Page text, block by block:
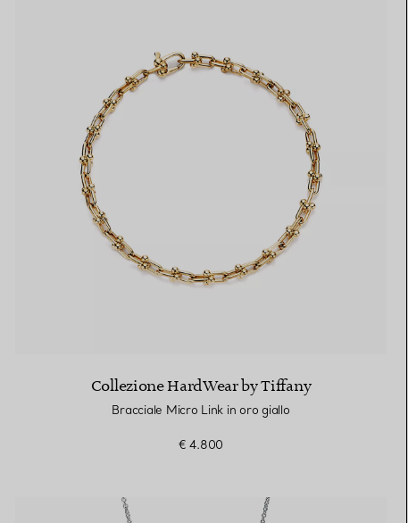
Collezione HardWear by Tiffany
Bracciale Micro Link in oro giallo
€ 4.800